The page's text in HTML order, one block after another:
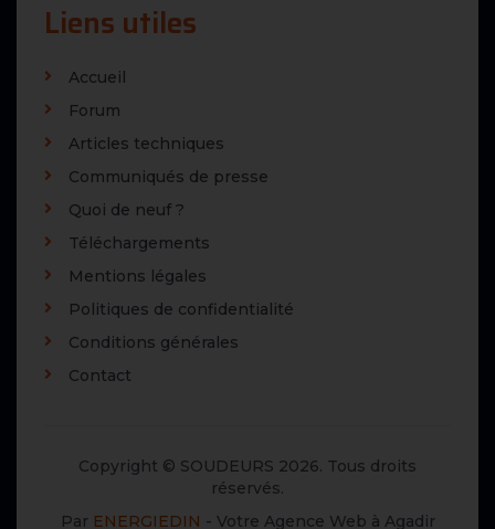
Liens utiles
Accueil
Forum
Articles techniques
Communiqués de presse
Quoi de neuf ?
Téléchargements
Mentions légales
Politiques de confidentialité
Conditions générales
Contact
Copyright © SOUDEURS 2026. Tous droits
réservés.
Par ENERGIEDIN - Votre Agence Web à Agadir